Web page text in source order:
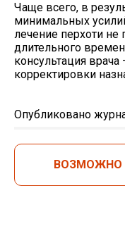
Чаще всего, в
минимальных
лечение перхоти не
длительного
консультация
корректировки
Опубликовано
ВОЗМОЖНО